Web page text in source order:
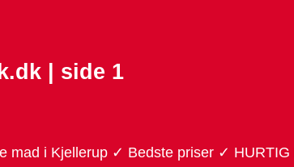
| side 1
mad i Kjellerup ✓ Bedste priser ✓